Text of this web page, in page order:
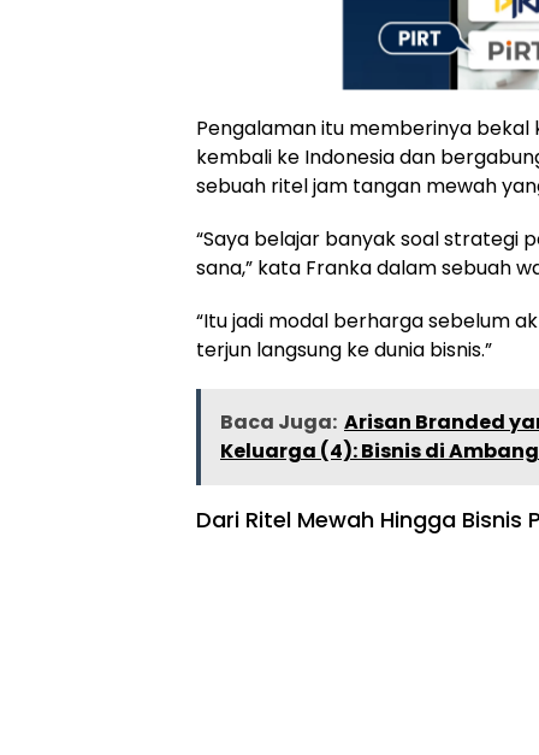
Pengalaman itu memberinya bekal
kembali ke Indonesia dan
sebuah ritel jam tangan mewah
“Saya belajar banyak soal strategi
sana,” kata Franka dalam sebuah
“Itu jadi modal berharga sebelum
terjun langsung ke dunia bisnis.”
Baca Juga: Arisan Branded
Keluarga (4): Bisnis di
Dari Ritel Mewah Hingga Bisnis